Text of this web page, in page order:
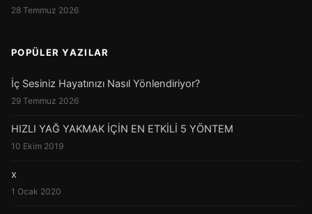
28 Temmuz 2026
POPÜLER YAZILAR
İç Sesiniz Hayatınızı Nasıl Yönlendiriyor?
29 Temmuz 2026
HIZLI YAĞ YAKMAK İÇİN EN ETKİLİ 5 YÖNTEM
10 Ekim 2019
x
1 Ocak 2020